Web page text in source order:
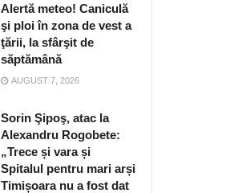
Alertă meteo! Caniculă
şi ploi în zona de vest a
ţării, la sfârşit de
săptămână
AUGUST 7, 2026
Sorin Şipoş, atac la
Alexandru Rogobete:
„Trece și vara și
Spitalul pentru mari arși
Timișoara nu a fost dat